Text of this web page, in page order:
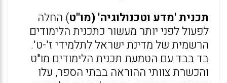
תכנית 'מדע וטכנולוגיה' (מו"ט) החלה
לפעול לפני יותר מעשור כתכנית הלימודים
הרשמית של מדינת ישראל לתלמידי ז'-ט'.
בד בבד עם הטמעת תכנית הלימודים מו"ט
והכשרת צוותי ההוראה בבתי הספר, עלו